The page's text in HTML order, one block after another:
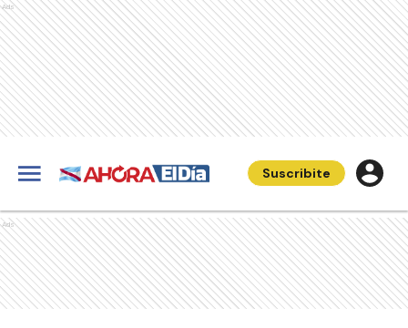
Ads
Suscribite
Ads